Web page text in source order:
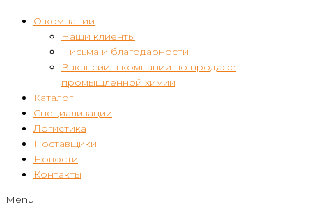
О компании
Наши клиенты
Письма и благодарности
Вакансии в компании по продаже
промышленной химии
Каталог
Специализации
Логистика
Поставщики
Новости
Контакты
Menu